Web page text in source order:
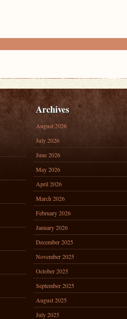
Archives
August 2026
July 2026
June 2026
May 2026
April 2026
March 2026
February 2026
January 2026
December 2025
November 2025
October 2025
September 2025
August 2025
July 2025